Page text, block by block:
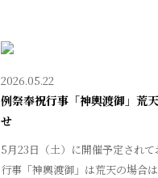
2026.05.22
例祭奉祝行事「神輿渡御」荒
せ
5月23日（土）に開催予定され
行事「神輿渡御」は荒天の場合